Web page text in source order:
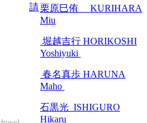
栗原巳侑 KURIHARA
Miu
堀越吉行 HORIKOSHI
Yoshiyuki
春名真歩 HARUNA
Maho
石黒光 ISHIGURO
Hikaru
請